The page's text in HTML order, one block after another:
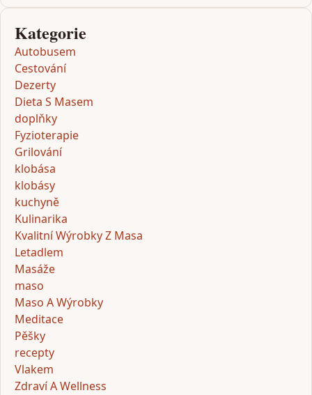
Kategorie
Autobusem
Cestování
Dezerty
Dieta S Masem
doplňky
Fyzioterapie
Grilování
klobása
klobásy
kuchyně
Kulinarika
Kvalitní Wýrobky Z Masa
Letadlem
Masáže
maso
Maso A Wýrobky
Meditace
Pěšky
recepty
Vlakem
Zdraví A Wellness